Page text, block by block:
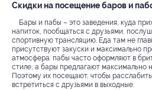
Скидки на посещение баров и
Бары и пабы – это заведения, куда
напиток, пообщаться с друзьями,
спортивную трансляцию. Еда там не
присутствуют закуски и максимально
атмосфера: пабы часто оформляют в
стиле, а бары предлагают максимально
Поэтому их посещают, чтобы
встретиться с друзьями в выходные.